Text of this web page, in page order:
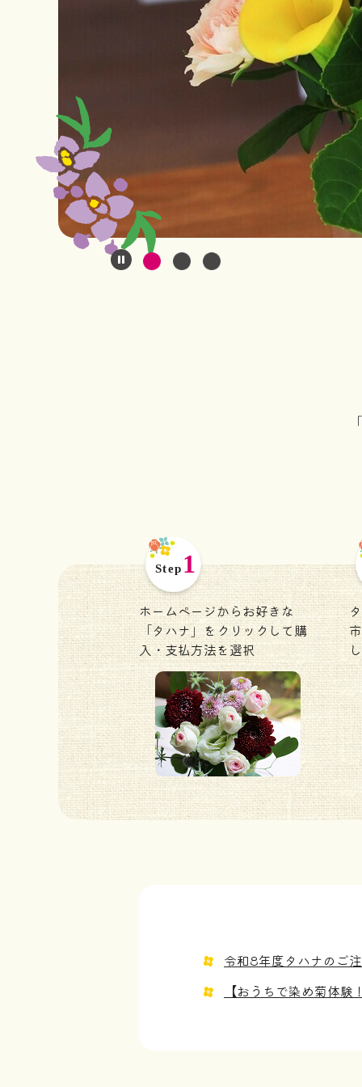
ホームページからお好きな
「タハナ」をクリックして購
入・支払方法を選択
令和8年度タハナのご
【おうちで染め菊体